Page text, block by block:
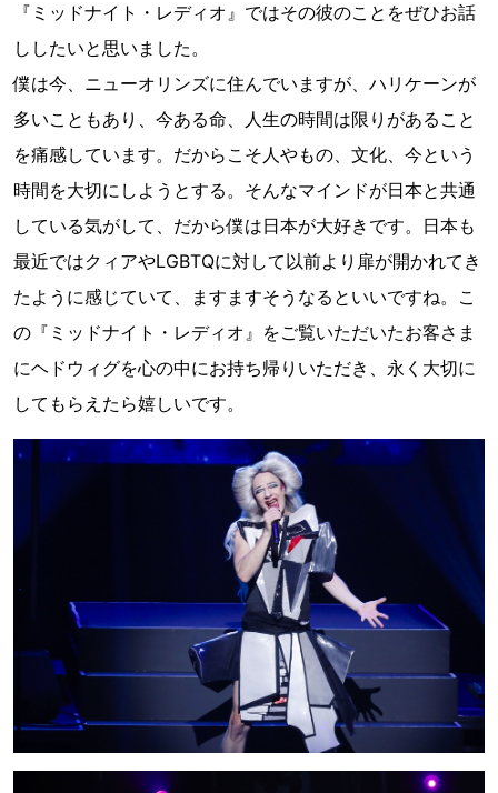
『ミッドナイト・レディオ』ではその彼のことをぜひお話
ししたいと思いました。
僕は今、ニューオリンズに住んでいますが、ハリケーンが
多いこともあり、今ある命、人生の時間は限りがあること
を痛感しています。だからこそ人やもの、文化、今という
時間を大切にしようとする。そんなマインドが日本と共通
している気がして、だから僕は日本が大好きです。日本も
最近ではクィアやLGBTQに対して以前より扉が開かれてき
たように感じていて、ますますそうなるといいですね。こ
の『ミッドナイト・レディオ』をご覧いただいたお客さま
にヘドウィグを心の中にお持ち帰りいただき、永く大切に
してもらえたら嬉しいです。